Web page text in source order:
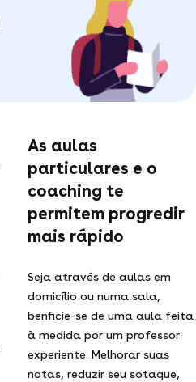
As aulas
particulares e o
coaching te
permitem progredir
mais rápido
Seja através de aulas em
domicílio ou numa sala,
benficie-se de uma aula feita
à medida por um professor
experiente. Melhorar suas
notas, reduzir seu sotaque,